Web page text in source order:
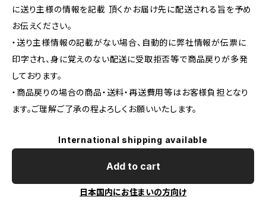
に送り主様の情報を記載 頂くかお届け先に配送される旨を予め
お伝えください。
・送り主様情報の記載がない場合、自動的に弊社情報が伝票に
印字され、身に覚えのない配送に受取拒否等で商品戻りが多発
しております。
・商品戻りの場合の商品・送料・再送費用等はお客様負担となり
ます。ご理解ご了承の程よろしくお願いいたします。
International shipping available
Add to cart
日本国内にお住まいの方向け